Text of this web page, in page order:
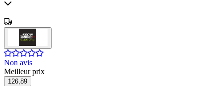
Non avis
Meilleur prix
126,89